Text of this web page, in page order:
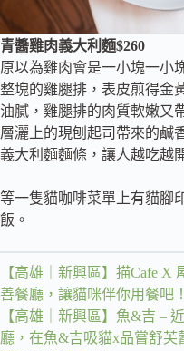
青醬雞肉義大利麵$260
原以為雞肉會是一小塊一小
整塊的雞腿排，表皮煎得金
油膩，雞腿排的肉質軟嫩又
層灑上的現刨起司帶來的鹹
義大利麵麵條，讓人越吃越
等一隻貓咖啡菜單上有貓腳
飯。
【高雄｜新興區】描Cafe X
善餐廳，讓貓咪伴你用餐吧！
【高雄｜新興區】魚&吉 –
廳，在魚&吉吸貓x品嘗舒芙